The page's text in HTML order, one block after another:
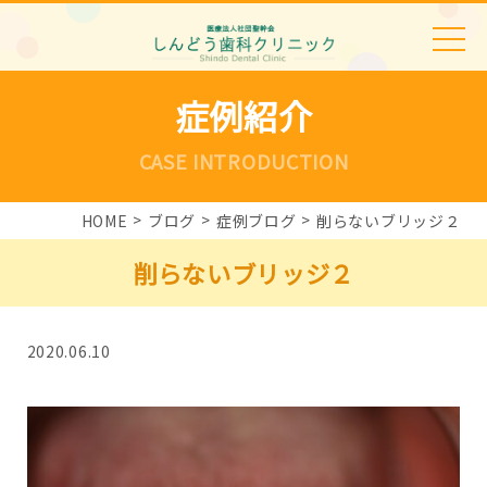
症例紹介
CASE INTRODUCTION
HOME ブログ 症例ブログ 削らないブリッジ２
削らないブリッジ２
2020.06.10